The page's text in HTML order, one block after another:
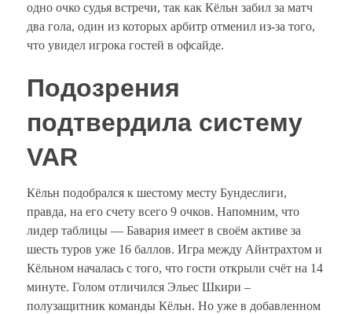
одно очко судья встречи, так как Кёльн забил за матч
два гола, один из которых арбитр отменил из-за того,
что увидел игрока гостей в офсайде.
Подозрения
подтвердила систему
VAR
Кёльн подобрался к шестому месту Бундеслиги,
правда, на его счету всего 9 очков. Напомним, что
лидер таблицы — Бавария имеет в своём активе за
шесть туров уже 16 баллов. Игра между Айнтрахтом и
Кёльном началась с того, что гости открыли счёт на 14
минуте. Голом отличился Эльес Шкири –
полузащитник команды Кёльн. Но уже в добавленном